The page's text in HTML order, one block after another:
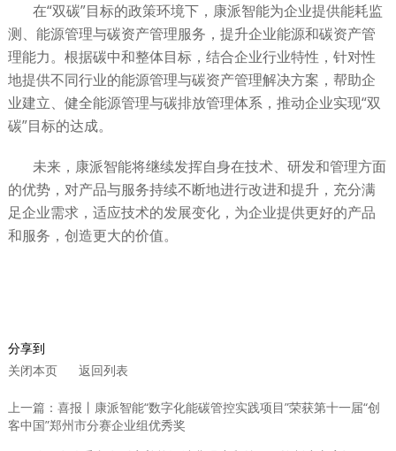
在“双碳”目标的政策环境下，康派智能为企业提供能耗监
测、能源管理与碳资产管理服务，提升企业能源和碳资产管
理能力。根据碳中和整体目标，结合企业行业特性，针对性
地提供不同行业的能源管理与碳资产管理解决方案，帮助企
业建立、健全能源管理与碳排放管理体系，推动企业实现“双
碳”目标的达成。
未来，康派智能将继续发挥自身在技术、研发和管理方面
的优势，对产品与服务持续不断地进行改进和提升，充分满
足企业需求，适应技术的发展变化，为企业提供更好的产品
和服务，创造更大的价值。
分享到
关闭本页
返回列表
上一篇：喜报丨康派智能“数字化能碳管控实践项目”荣获第十一届“创
客中国”郑州市分赛企业组优秀奖